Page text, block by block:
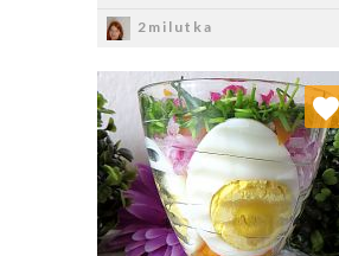
2milutka
Dodaj do
Wybierz